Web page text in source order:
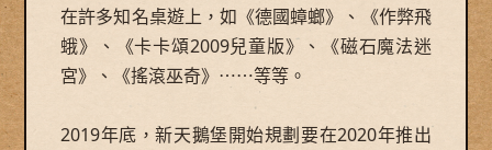
在許多知名桌遊上，如《德國蟑螂》、《作弊飛
蛾》、《卡卡頌2009兒童版》、《磁石魔法迷
宮》、《搖滾巫奇》⋯⋯等等。
2019年底，新天鵝堡開始規劃要在2020年推出